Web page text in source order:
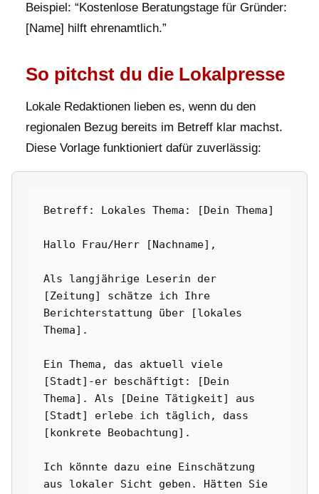
Beispiel: “Kostenlose Beratungstage für Gründer:
[Name] hilft ehrenamtlich.”
So pitchst du die Lokalpresse
Lokale Redaktionen lieben es, wenn du den
regionalen Bezug bereits im Betreff klar machst.
Diese Vorlage funktioniert dafür zuverlässig:
Betreff: Lokales Thema: [Dein Thema]
Hallo Frau/Herr [Nachname],
Als langjährige Leserin der
[Zeitung] schätze ich Ihre
Berichterstattung über [lokales
Thema].
Ein Thema, das aktuell viele
[Stadt]-er beschäftigt: [Dein
Thema]. Als [Deine Tätigkeit] aus
[Stadt] erlebe ich täglich, dass
[konkrete Beobachtung].
Ich könnte dazu eine Einschätzung
aus lokaler Sicht geben. Hätten Sie